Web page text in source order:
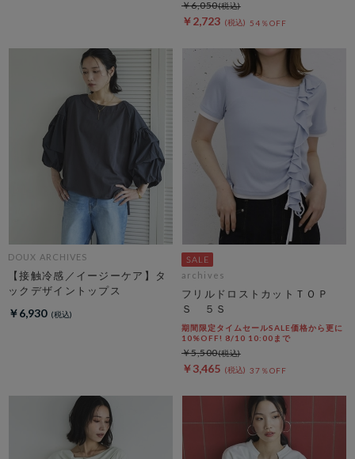
￥2,723 54％OFF
￥6,050
DOUX ARCHIVES
【接触冷感／イージーケア】タ
ックデザイントップス
￥6,930
archives
フリルドロストカットＴＯＰ
Ｓ ５Ｓ
期間限定タイムセールSALE価格から更に
10%OFF! 8/10 10:00まで
￥3,465 37％OFF
￥5,500